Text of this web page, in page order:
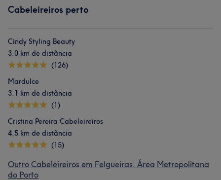
Cabeleireiros perto
Cindy Styling Beauty
3,0 km de distância
(126)
Mardulce
3,1 km de distância
(1)
Cristina Pereira Cabeleireiros
4,5 km de distância
(15)
Outro Cabeleireiros em Felgueiras, Área Metropolitana
do Porto